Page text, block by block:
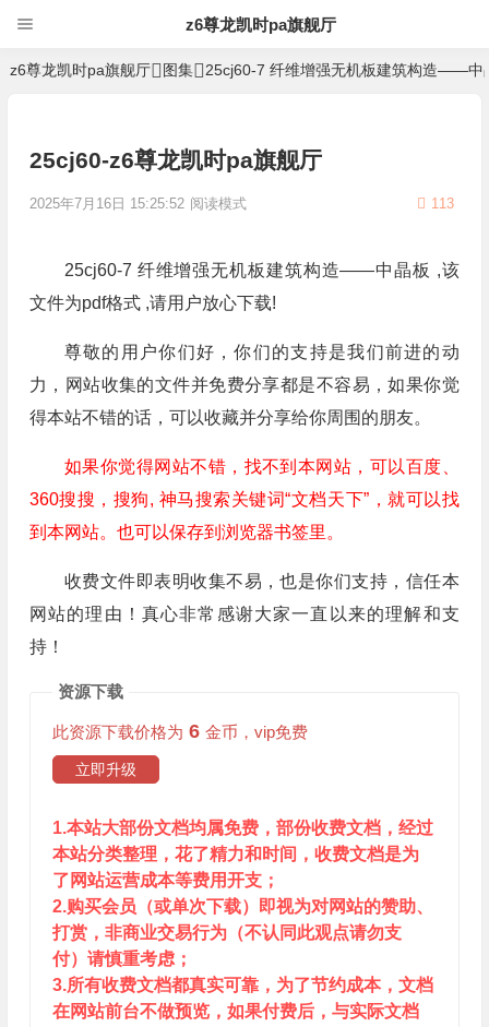
z6尊龙凯时pa旗舰厅
z6尊龙凯时pa旗舰厅 图集 25cj60-7 纤维增强无机板建筑构造——中
25cj60-z6尊龙凯时pa旗舰厅
2025年7月16日 15:25:52 113
阅读模式
25cj60-7 纤维增强无机板建筑构造——中晶板 ,该
文件为pdf格式 ,请用户放心下载!
尊敬的用户你们好，你们的支持是我们前进的动
力，网站收集的文件并免费分享都是不容易，如果你觉
得本站不错的话，可以收藏并分享给你周围的朋友。
如果你觉得网站不错，找不到本网站，可以百度、
360搜搜，搜狗, 神马搜索关键词“文档天下”，就可以找
到本网站。也可以保存到浏览器书签里。
收费文件即表明收集不易，也是你们支持，信任本
网站的理由！真心非常感谢大家一直以来的理解和支
持！
资源下载
此资源下载价格为 6 金币，vip免费
立即升级
1.本站大部份文档均属免费，部份收费文档，经过
本站分类整理，花了精力和时间，收费文档是为
了网站运营成本等费用开支；
2.购买会员（或单次下载）即视为对网站的赞助、
打赏，非商业交易行为（不认同此观点请勿支
付）请慎重考虑；
3.所有收费文档都真实可靠，为了节约成本，文档
在网站前台不做预览，如果付费后，与实际文档